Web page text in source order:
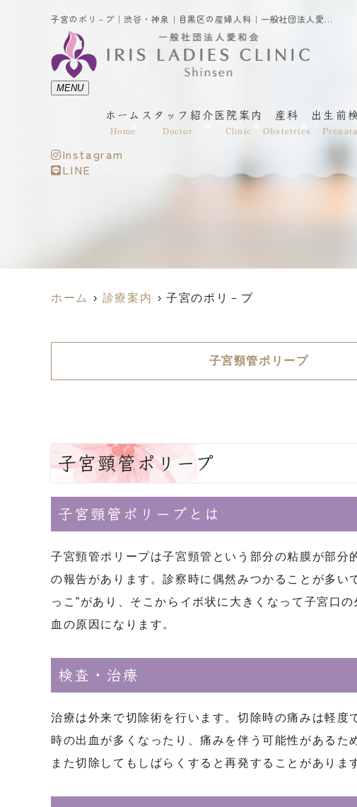
子宮のポリ－プ｜渋谷・神泉｜目黒区の産婦人科｜一般社団法人愛和会 IRISレディースクリニック神泉
MENU
ホーム
Home
スタッフ紹介
Doctor
医院案内
Clinic
産科
Obstetrics
出生前
Instagram
LINE
ホーム 診療案内 子宮のポリ－プ
子宮頸管ポリープ
子宮頸管ポリープ
子宮頸管ポリープとは
子宮頸管ポリープは子宮頸管という部分の粘膜が部
の報告があります。診察時に偶然みつかることが多
っこ”があり、そこからイボ状に大きくなって子宮口
血の原因になります。
検査・治療
治療は外来で切除術を行います。切除時の痛みは軽
時の出血が多くなったり、痛みを伴う可能性があるた
また切除してもしばらくすると再発することがあり